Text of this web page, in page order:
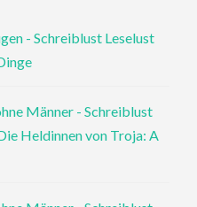
- Schreiblust Leselust
Männer - Schreiblust
Heldinnen von Troja: A